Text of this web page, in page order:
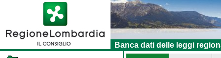
Banca dati delle leggi